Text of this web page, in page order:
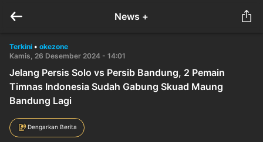
News +
Terkini • okezone
Kamis, 26 Desember 2024 - 14:01
Jelang Persis Solo vs Persib Bandung, 2 Pemain
Timnas Indonesia Sudah Gabung Skuad Maung
Bandung Lagi
Dengarkan Berita